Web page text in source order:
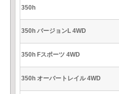
350h
350h バージョンL 4WD
350h Fスポーツ 4WD
350h オーバートレイル 4WD